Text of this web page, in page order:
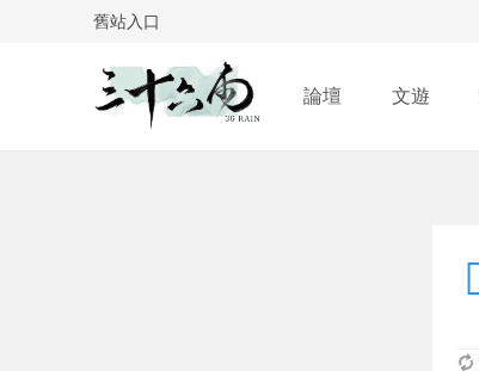
舊站入口
論壇 文遊